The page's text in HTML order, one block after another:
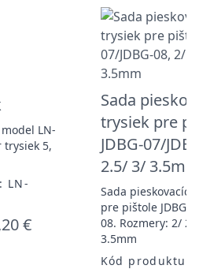
LN-
trysiek 5,
LN-
€
Sada
trysiek pre
JDBG-07/
2.5/ 3/
Sada
pre pištole JDBG-
08. Rozmery: 2/
3.5mm
Kód produktu: